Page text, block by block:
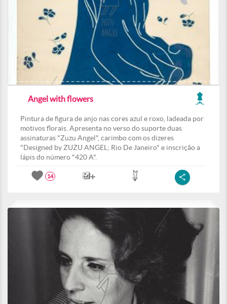
Angel with flowers
Pintura de figura de anjo nas cores azul e roxo, ladeada por
motivos florais. Apresenta no verso do suporte duas
assinaturas "Zuzu Angel", carimbo com os dizeres
"Designed by ZUZU ANGEL; Rio De Janeiro" e inscrição a
lápis do número "420 A".
14